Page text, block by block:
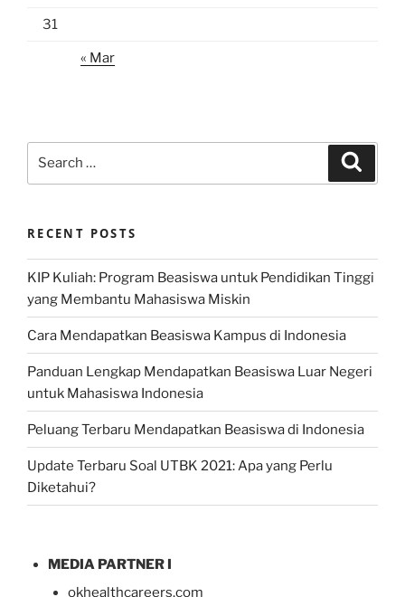
31
« Mar
RECENT POSTS
KIP Kuliah: Program Beasiswa untuk Pendidikan Tinggi
yang Membantu Mahasiswa Miskin
Cara Mendapatkan Beasiswa Kampus di Indonesia
Panduan Lengkap Mendapatkan Beasiswa Luar Negeri
untuk Mahasiswa Indonesia
Peluang Terbaru Mendapatkan Beasiswa di Indonesia
Update Terbaru Soal UTBK 2021: Apa yang Perlu
Diketahui?
MEDIA PARTNER I
okhealthcareers.com